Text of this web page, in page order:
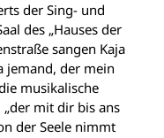
der Sing- und
des „Hauses der
sangen Kaja
jemand, der mein
musikalische
mit dir bis ans
der Seele nimmt